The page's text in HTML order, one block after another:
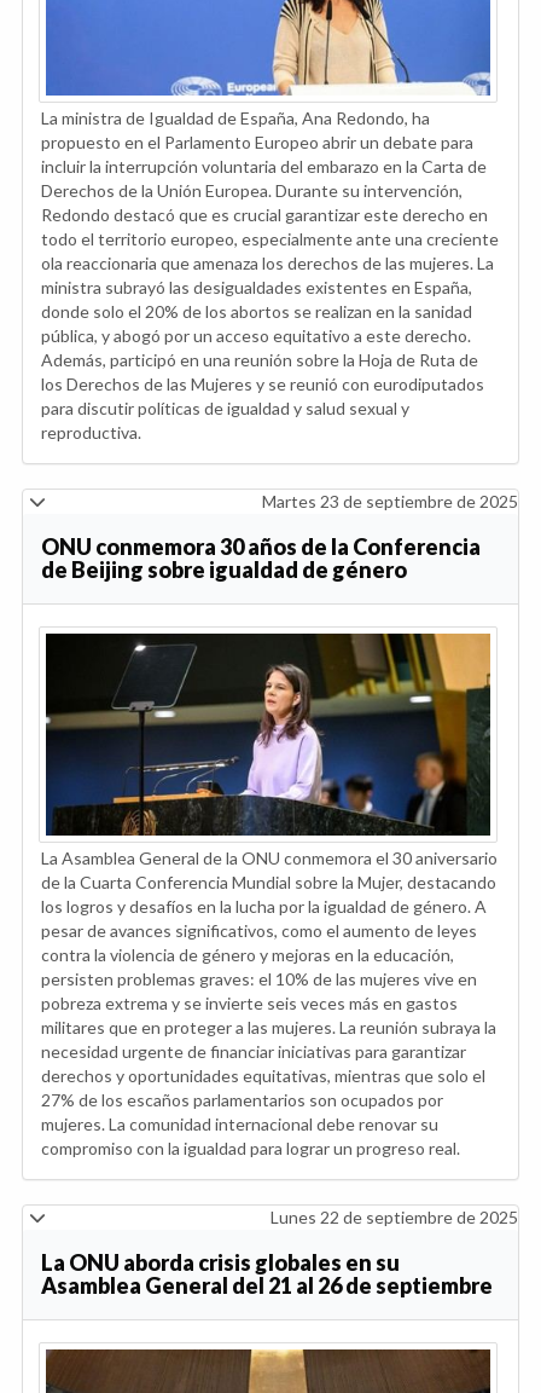
La ministra de Igualdad de España, Ana Redondo, ha
propuesto en el Parlamento Europeo abrir un debate para
incluir la interrupción voluntaria del embarazo en la Carta de
Derechos de la Unión Europea. Durante su intervención,
Redondo destacó que es crucial garantizar este derecho en
todo el territorio europeo, especialmente ante una creciente
ola reaccionaria que amenaza los derechos de las mujeres. La
ministra subrayó las desigualdades existentes en España,
donde solo el 20% de los abortos se realizan en la sanidad
pública, y abogó por un acceso equitativo a este derecho.
Además, participó en una reunión sobre la Hoja de Ruta de
los Derechos de las Mujeres y se reunió con eurodiputados
para discutir políticas de igualdad y salud sexual y
reproductiva.
Martes 23 de septiembre de 2025
ONU conmemora 30 años de la Conferencia
de Beijing sobre igualdad de género
La Asamblea General de la ONU conmemora el 30 aniversario
de la Cuarta Conferencia Mundial sobre la Mujer, destacando
los logros y desafíos en la lucha por la igualdad de género. A
pesar de avances significativos, como el aumento de leyes
contra la violencia de género y mejoras en la educación,
persisten problemas graves: el 10% de las mujeres vive en
pobreza extrema y se invierte seis veces más en gastos
militares que en proteger a las mujeres. La reunión subraya la
necesidad urgente de financiar iniciativas para garantizar
derechos y oportunidades equitativas, mientras que solo el
27% de los escaños parlamentarios son ocupados por
mujeres. La comunidad internacional debe renovar su
compromiso con la igualdad para lograr un progreso real.
Lunes 22 de septiembre de 2025
La ONU aborda crisis globales en su
Asamblea General del 21 al 26 de septiembre